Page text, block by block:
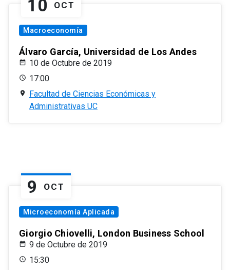
10 OCT
Macroeconomía
Álvaro García, Universidad de Los Andes
10 de Octubre de 2019
17:00
Facultad de Ciencias Económicas y
Administrativas UC
9 OCT
Microeconomía Aplicada
Giorgio Chiovelli, London Business School
9 de Octubre de 2019
15:30